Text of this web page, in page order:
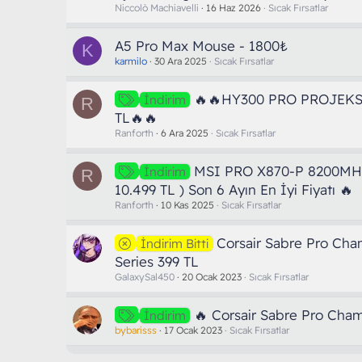
Niccolò Machiavelli 16 Haz 2026 Sıcak Fırsatlar
K A5 Pro Max Mouse - 1800₺
karmilo 30 Ara 2025 Sıcak Fırsatlar
R İndirim
🔥🔥HY300 PRO
TL🔥🔥
Ranforth 6 Ara 2025 Sıcak Fırsatlar
R İndirim
MSI PRO X870-P
10.499 TL ) Son 6 Ayın En İyi Fiyatı 🔥
Ranforth 10 Kas 2025 Sıcak Fırsatlar
İndirim Bitti Corsair Sabre Pro
Series 399 TL
GalaxySal450 20 Ocak 2023 Sıcak Fırsatlar
İndirim 🔥 Corsair Sabre Pro
bybarisss 17 Ocak 2023 Sıcak Fırsatlar